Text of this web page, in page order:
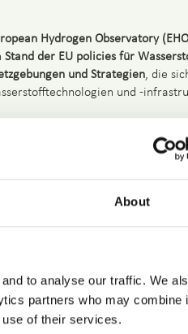
About
to analyse our traffic. We
partners who may combine
use of their services.
Hydrogen Observatory
Stand der EU policies für
und Strategien, die
und -
3 policies erweitert (the
the adopted Electricity Market
Directive).
der umgesetzten policies
von Wasserstoff -
, die für die
die endgültige